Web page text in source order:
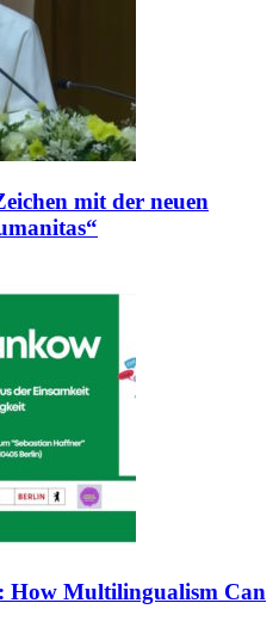
mit der neuen
How Multilingualism Can